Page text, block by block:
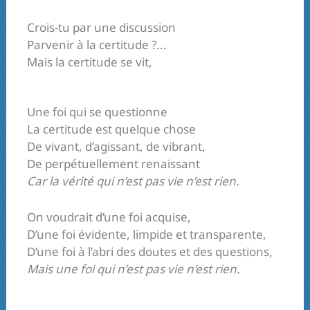
Crois-tu par une discussion
Parvenir à la certitude ?...
Mais la certitude se vit,
Une foi qui se questionne
La certitude est quelque chose
De vivant, d’agissant, de vibrant,
De perpétuellement renaissant
Car la vérité qui n’est pas vie n’est rien.
On voudrait d’une foi acquise,
D’une foi évidente, limpide et transparente,
D’une foi à l’abri des doutes et des questions,
Mais une foi qui n’est pas vie n’est rien.